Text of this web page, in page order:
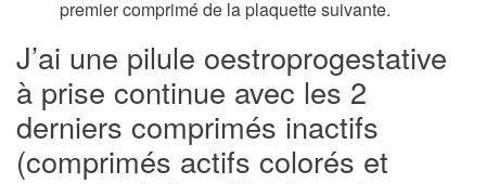
premier comprimé de la plaquette suivante.
J’ai une pilule oestroprogestative
à prise continue avec les 2
derniers comprimés inactifs
(comprimés actifs colorés et